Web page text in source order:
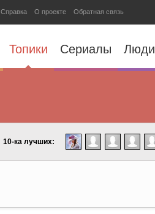
Справка О проекте Обратная связь
Топики Сериалы Люди
10-ка лучших: